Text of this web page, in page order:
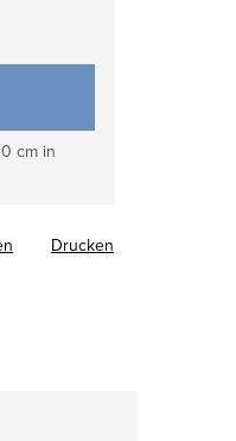
cm in
Drucken